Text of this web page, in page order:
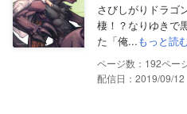
さびしがりドラゴ
棲！？なりゆきで
た「俺...もっと読
192
配信日：2019/09/12